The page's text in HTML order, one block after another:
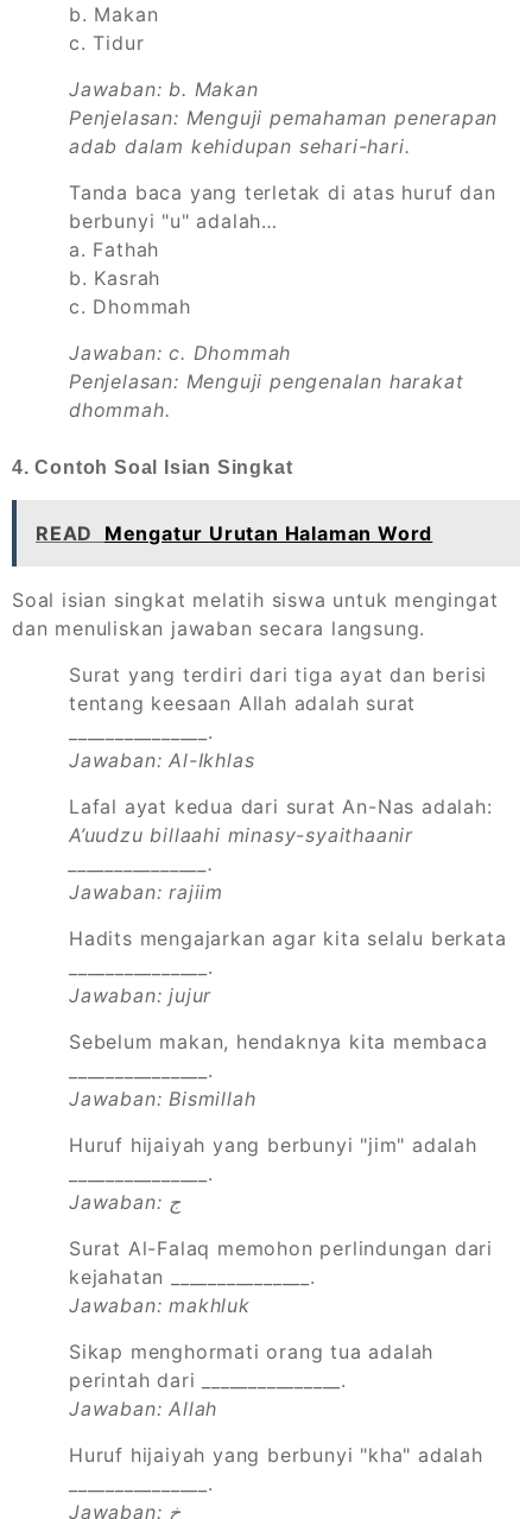
b. Makan
c. Tidur
Jawaban: b. Makan
Penjelasan: Menguji pemahaman penerapan
adab dalam kehidupan sehari-hari.
Tanda baca yang terletak di atas huruf dan
berbunyi "u" adalah…
a. Fathah
b. Kasrah
c. Dhommah
Jawaban: c. Dhommah
Penjelasan: Menguji pengenalan harakat
dhommah.
4. Contoh Soal Isian Singkat
READ Mengatur Urutan Halaman Word
Soal isian singkat melatih siswa untuk mengingat
dan menuliskan jawaban secara langsung.
Surat yang terdiri dari tiga ayat dan berisi
tentang keesaan Allah adalah surat
_______________.
Jawaban: Al-Ikhlas
Lafal ayat kedua dari surat An-Nas adalah:
A’uudzu billaahi minasy-syaithaanir
_______________.
Jawaban: rajiim
Hadits mengajarkan agar kita selalu berkata
_______________.
Jawaban: jujur
Sebelum makan, hendaknya kita membaca
_______________.
Jawaban: Bismillah
Huruf hijaiyah yang berbunyi "jim" adalah
_______________.
Jawaban: ج
Surat Al-Falaq memohon perlindungan dari
kejahatan _______________.
Jawaban: makhluk
Sikap menghormati orang tua adalah
perintah dari _______________.
Jawaban: Allah
Huruf hijaiyah yang berbunyi "kha" adalah
_______________.
Jawaban: خ